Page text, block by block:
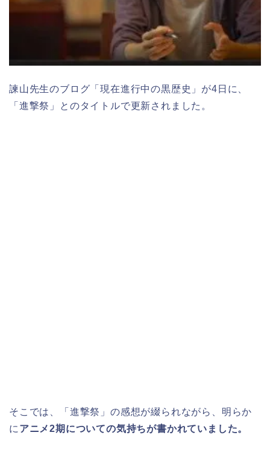
諫山先生のブログ「現在進行中の黒歴史」が4日に、
「進撃祭」とのタイトルで更新されました。
そこでは、「進撃祭」の感想が綴られながら、明らか
に アニメ2期についての気持ちが書かれていました。